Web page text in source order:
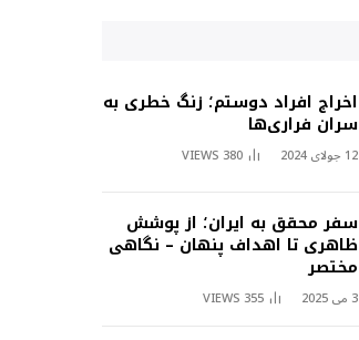
اخراج افراد دوستم؛ زنگ خطری به
سران فراری‌ها
12 جولای 2024 380
VIEWS
سفر محقق به ایران؛ از پوشش
ظاهری تا اهداف پنهان – نگاهی
مختصر
3 می 2025 355
VIEWS